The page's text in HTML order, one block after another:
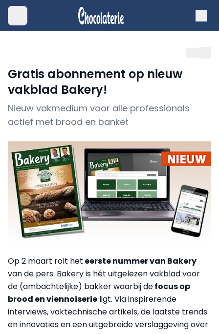
Gratis abonnement op nieuw
vakblad Bakery!
Nieuw vakmedium voor alle professionals
actief met brood en banket
Op 2 maart rolt het eerste nummer van Bakery
van de pers. Bakery is hét uitgelezen vakblad voor
de (ambachtelijke) bakker waarbij defocus op
brood en viennoiserie ligt. Via inspirerende
interviews, vaktechnische artikels, de laatste trends
en innovaties en een uitgebreide verslaggeving over